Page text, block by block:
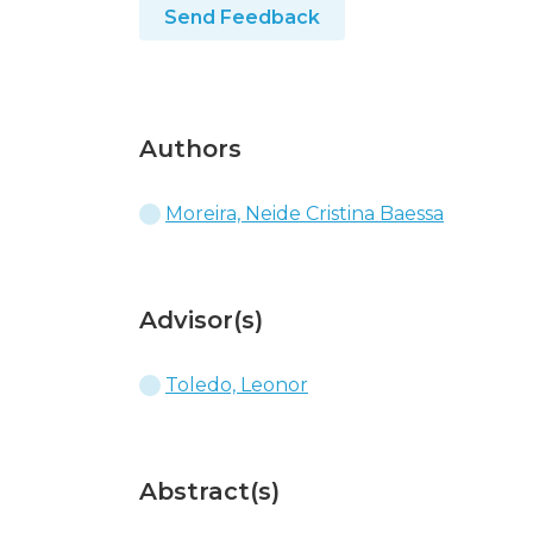
Send Feedback
Authors
Moreira, Neide Cristina Baessa
Advisor(s)
Toledo, Leonor
Abstract(s)